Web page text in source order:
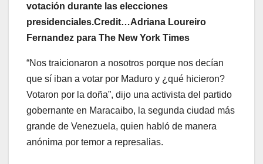
votación durante las elecciones
presidenciales.Credit…Adriana Loureiro
Fernandez para The New York Times
“Nos traicionaron a nosotros porque nos decían
que sí iban a votar por Maduro y ¿qué hicieron?
Votaron por la doña”, dijo una activista del partido
gobernante en Maracaibo, la segunda ciudad más
grande de Venezuela, quien habló de manera
anónima por temor a represalias.